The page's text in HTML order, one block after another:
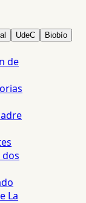
UdeC Biobío
de
La